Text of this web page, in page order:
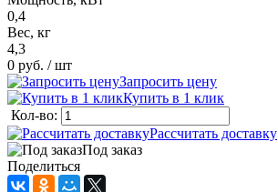
0,4
Вес, кг
4,3
0 руб. / шт
Запросить цену
Купить в 1 клик
Кол-во:
Рассчитать доставку
Под заказ
Поделиться